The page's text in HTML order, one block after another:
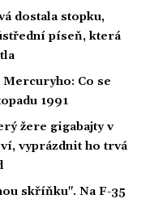
dostala stopku,
píseň, která
Co se
1991
žere gigabajty v
vyprázdnit ho trvá
skříňku". Na F-35